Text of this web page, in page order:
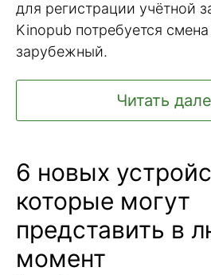
для регистрации учётной
Kinopub потребуется
зарубежный.
Читать
6 новых
которые могут
представить в
момент